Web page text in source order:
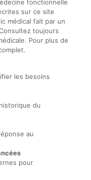
fonctionnelle
sur ce site
médical fait par un
toujours
Pour plus de
les besoins
du
au
pour